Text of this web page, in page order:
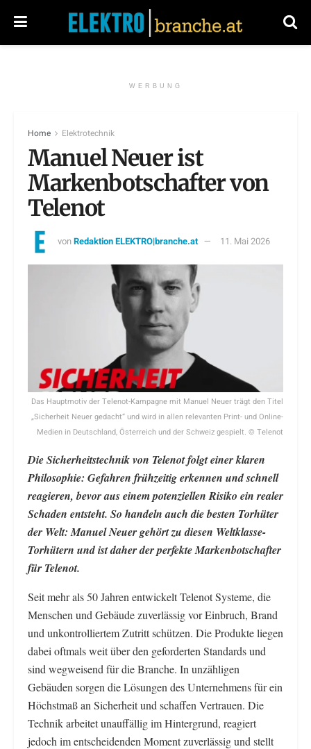
WERBUNG
Home Elektrotechnik
Manuel Neuer ist
Markenbotschafter von
Telenot
vonRedaktion ELEKTRO|branche.at 11. Mai 2026
Das Hauptmotiv der Telenot-Kampagne mit Manuel Neuer trägt den Titel
„Sicherheit Neuer gedacht“ und wird in allen relevanten Print- und Online-
Medien in Deutschland, Österreich und der Schweiz gespielt. © Telenot
Die Sicherheitstechnik von Telenot folgt einer klaren
Philosophie: Gefahren frühzeitig erkennen und schnell
reagieren, bevor aus einem potenziellen Risiko ein realer
Schaden entsteht. So handeln auch die besten Torhüter
der Welt: Manuel Neuer gehört zu diesen Weltklasse-
Torhütern und ist daher der perfekte Markenbotschafter
für Telenot.
Seit mehr als 50 Jahren entwickelt Telenot Systeme, die
Menschen und Gebäude zuverlässig vor Einbruch, Brand
und unkontrolliertem Zutritt schützen. Die Produkte liegen
dabei oftmals weit über den geforderten Standards und
sind wegweisend für die Branche. In unzähligen
Gebäuden sorgen die Lösungen des Unternehmens für ein
Höchstmaß an Sicherheit und schaffen Vertrauen. Die
Technik arbeitet unauffällig im Hintergrund, reagiert
jedoch im entscheidenden Moment zuverlässig und stellt